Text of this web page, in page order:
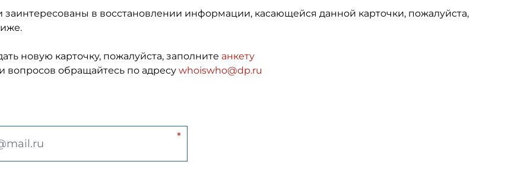
заинтересованы в восстановлении информации, касающейся данной карточки, пожалуйста,
новую карточку, пожалуйста, заполните анкету
вопросов обращайтесь по адресу whoiswho@dp.ru